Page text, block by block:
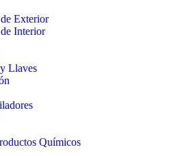
Exterior
Interior
Llaves
Químicos